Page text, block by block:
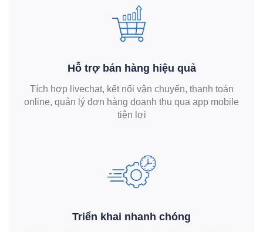
Hỗ trợ bán hàng hiệu quả
Tích hợp livechat, kết nối vận chuyển, thanh toán
online, quản lý đơn hàng doanh thu qua app mobile
tiện lợi
Triển khai nhanh chóng